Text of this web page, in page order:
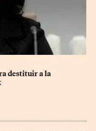
destituir a la